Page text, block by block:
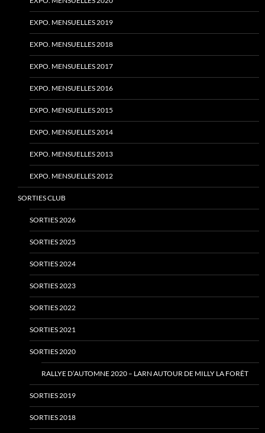
EXPO. MENSUELLES 2019
EXPO. MENSUELLES 2018
EXPO. MENSUELLES 2017
EXPO. MENSUELLES 2016
EXPO. MENSUELLES 2015
EXPO. MENSUELLES 2014
EXPO. MENSUELLES 2013
EXPO. MENSUELLES 2012
SORTIES CLUB
SORTIES 2026
SORTIES 2025
SORTIES 2024
SORTIES 2023
SORTIES 2022
SORTIES 2021
SORTIES 2020
RALLYE D’AUTOMNE 2020 – LARN AUTOUR DE MILLY LA FORÊT
SORTIES 2019
SORTIES 2018